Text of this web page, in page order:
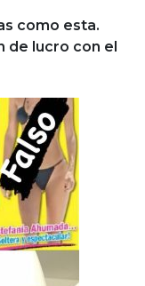
como esta.
de lucro con el